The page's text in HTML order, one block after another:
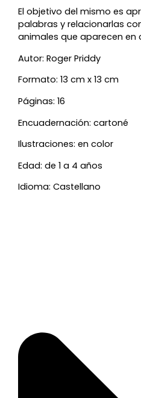
El objetivo del mismo es
palabras y relacionarlas
animales que aparecen en
Autor: Roger Priddy
Formato: 13 cm x 13 cm
Páginas: 16
Encuadernación: cartoné
Ilustraciones: en color
Edad: de 1 a 4 años
Idioma: Castellano